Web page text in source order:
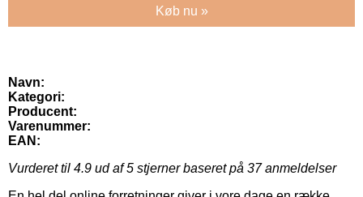
Køb nu »
Navn:
Kategori:
Producent:
Varenummer:
EAN:
Vurderet til 4.9 ud af 5 stjerner baseret på 37anmeldelser